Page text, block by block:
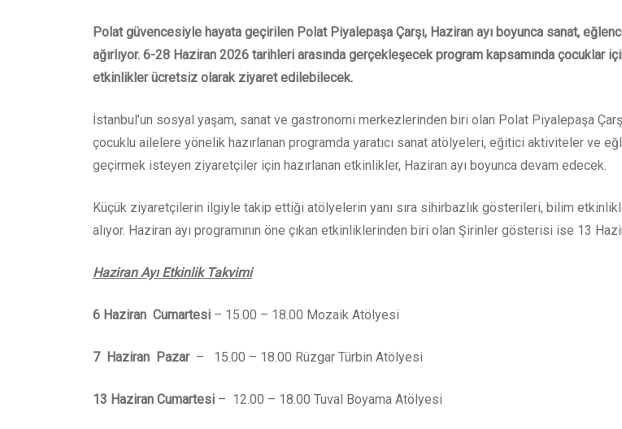
Polat güvencesiyle hayata geçirilen Polat Piyalepaşa Çarşı, Haziran ayı boyunca sanat,
ağırlıyor. 6-28 Haziran 2026 tarihleri arasında gerçekleşecek program kapsamında
etkinlikler ücretsiz olarak ziyaret edilebilecek.
İstanbul’un sosyal yaşam, sanat ve gastronomi merkezlerinden biri olan Polat Piyalepaşa
çocuklu ailelere yönelik hazırlanan programda yaratıcı sanat atölyeleri, eğitici aktiviteler ve
geçirmek isteyen ziyaretçiler için hazırlanan etkinlikler, Haziran ayı boyunca devam edecek.
Küçük ziyaretçilerin ilgiyle takip ettiği atölyelerin yanı sıra sihirbazlık gösterileri, bilim
alıyor. Haziran ayı programının öne çıkan etkinliklerinden biri olan Şirinler gösterisi ise 13
Haziran Ayı Etkinlik Takvimi
6 Haziran Cumartesi – 15.00 – 18.00 Mozaik Atölyesi
7 Haziran Pazar– 15.00 – 18.00 Rüzgar Türbin Atölyesi
13 Haziran Cumartesi – 12.00 – 18.00 Tuval Boyama Atölyesi